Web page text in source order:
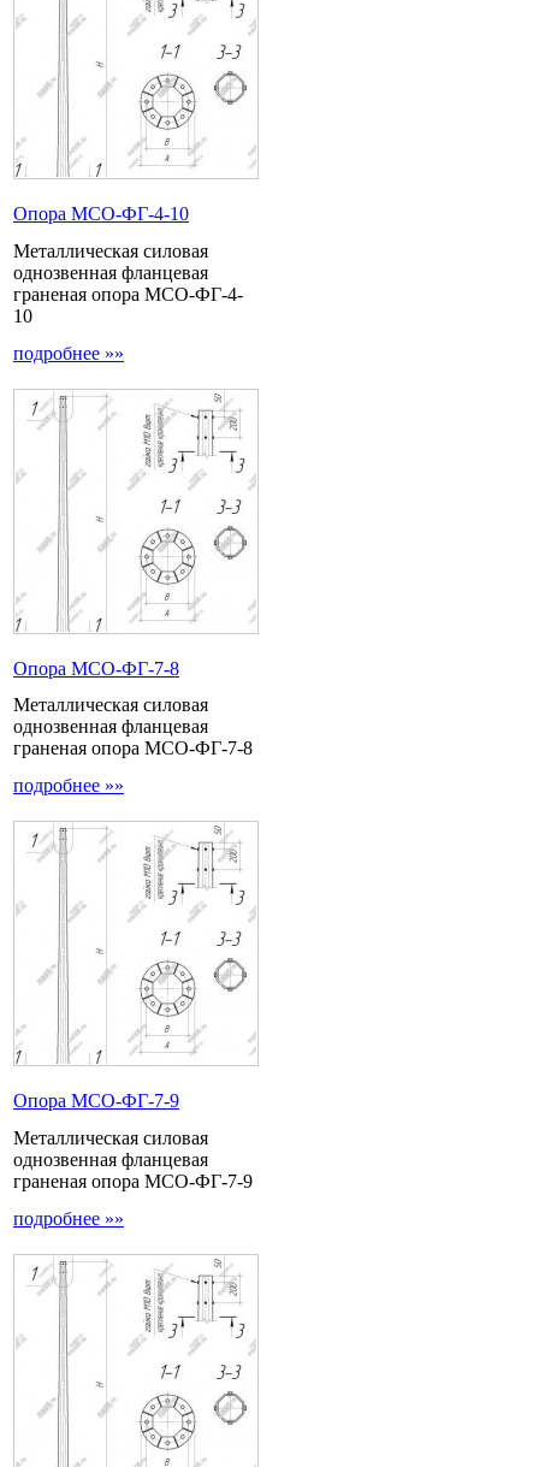
Опора МCО-ФГ-4-10
Металлическая силовая
однозвенная фланцевая
граненая опора МСО-ФГ-4-
10
подробнее »»
Опора МCО-ФГ-7-8
Металлическая силовая
однозвенная фланцевая
граненая опора МСО-ФГ-7-8
подробнее »»
Опора МCО-ФГ-7-9
Металлическая силовая
однозвенная фланцевая
граненая опора МСО-ФГ-7-9
подробнее »»